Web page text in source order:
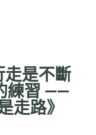
走是不斷
練習 ——
走路》